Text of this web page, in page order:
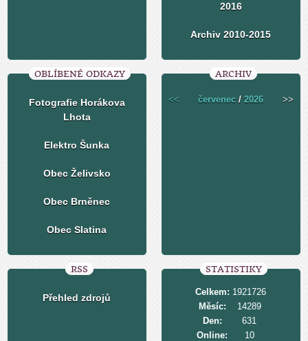
2016
Archiv 2010-2015
OBLÍBENÉ ODKAZY
Fotografie Horákova
Lhota
Elektro Šunka
Obec Želivsko
Obec Brněnec
Obec Slatina
ARCHIV
<< červenec /2026 >>
RSS
Přehled zdrojů
STATISTIKY
Online: 10
Celkem: 1921726
Měsíc:
14289
Den:
631